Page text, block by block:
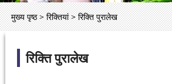
मुख्य पृष्ठ > रिक्तियां > रिक्ति पुरालेख
रिक्ति पुरालेख